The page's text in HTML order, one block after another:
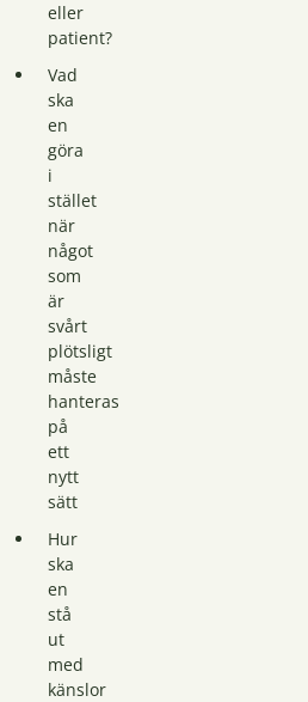
eller
patient?
Vad
ska
en
göra
i
stället
när
något
som
är
svårt
plötsligt
måste
hanteras
på
ett
nytt
sätt
Hur
ska
en
stå
ut
med
känslor